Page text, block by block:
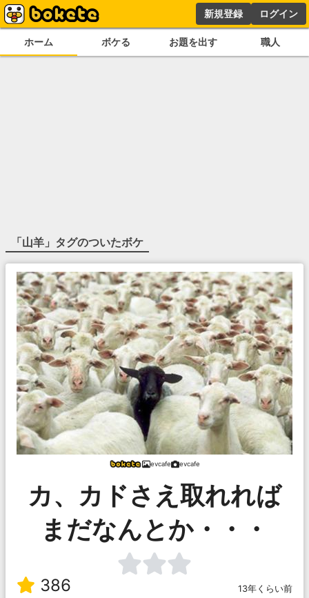
新規登録 ログイン
ホーム ボケる お題を出す 職人
「山羊 」タグのついたボケ
evcafe evcafe
カ、カドさえ取れれば
まだなんとか・・・
386
13年くらい前